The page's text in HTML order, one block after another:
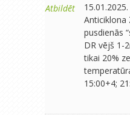
Atbildēt
Anticiklona
pusdienās
DR vējš 1-
tikai 20%
15:00+4;